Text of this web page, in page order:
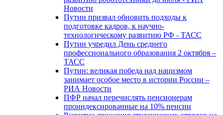
Новости
Путин призвал обновить подходы к
подготовке кадров, к научно-
технологическому развитию РФ - ТАСС
Путин учредил День среднего
профессионального образования 2 октября –
ТАСС
Путин: великая победа над нацизмом
занимает особое место в истории России –
РИА Новости
ПФР начал перечислять пенсионерам
проиндексированные на 10% пенсии